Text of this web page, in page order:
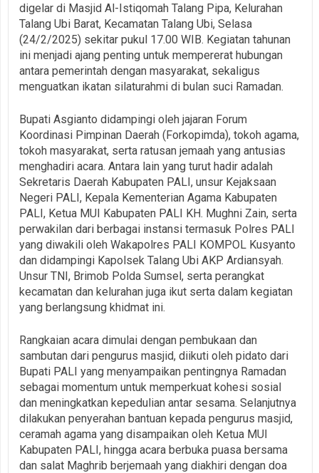
digelar di Masjid Al-Istiqomah Talang Pipa, Kelurahan
Talang Ubi Barat, Kecamatan Talang Ubi, Selasa
(24/2/2025) sekitar pukul 17.00 WIB. Kegiatan tahunan
ini menjadi ajang penting untuk mempererat hubungan
antara pemerintah dengan masyarakat, sekaligus
menguatkan ikatan silaturahmi di bulan suci Ramadan.
Bupati Asgianto didampingi oleh jajaran Forum
Koordinasi Pimpinan Daerah (Forkopimda), tokoh agama,
tokoh masyarakat, serta ratusan jemaah yang antusias
menghadiri acara. Antara lain yang turut hadir adalah
Sekretaris Daerah Kabupaten PALI, unsur Kejaksaan
Negeri PALI, Kepala Kementerian Agama Kabupaten
PALI, Ketua MUI Kabupaten PALI KH. Mughni Zain, serta
perwakilan dari berbagai instansi termasuk Polres PALI
yang diwakili oleh Wakapolres PALI KOMPOL Kusyanto
dan didampingi Kapolsek Talang Ubi AKP Ardiansyah.
Unsur TNI, Brimob Polda Sumsel, serta perangkat
kecamatan dan kelurahan juga ikut serta dalam kegiatan
yang berlangsung khidmat ini.
Rangkaian acara dimulai dengan pembukaan dan
sambutan dari pengurus masjid, diikuti oleh pidato dari
Bupati PALI yang menyampaikan pentingnya Ramadan
sebagai momentum untuk memperkuat kohesi sosial
dan meningkatkan kepedulian antar sesama. Selanjutnya
dilakukan penyerahan bantuan kepada pengurus masjid,
ceramah agama yang disampaikan oleh Ketua MUI
Kabupaten PALI, hingga acara berbuka puasa bersama
dan salat Maghrib berjemaah yang diakhiri dengan doa